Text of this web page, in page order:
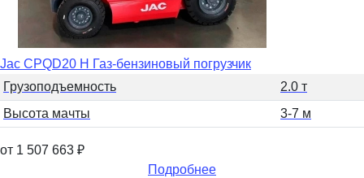
Jac CPQD20 H Газ-бензиновый погрузчик
Грузоподъемность
2.0 т
Высота мачты
3-7 м
от 1 507 663 ₽
Подробнее